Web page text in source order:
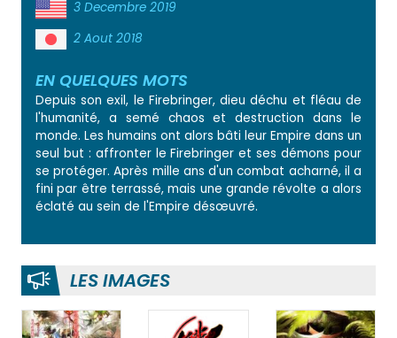
3 Decembre 2019
2 Aout 2018
EN QUELQUES MOTS
Depuis son exil, le Firebringer, dieu déchu et fléau de
l'humanité, a semé chaos et destruction dans le
monde. Les humains ont alors bâti leur Empire dans un
seul but : affronter le Firebringer et ses démons pour
se protéger. Après mille ans d'un combat acharné, il a
fini par être terrassé, mais une grande révolte a alors
éclaté au sein de l'Empire désœuvré.
LES IMAGES